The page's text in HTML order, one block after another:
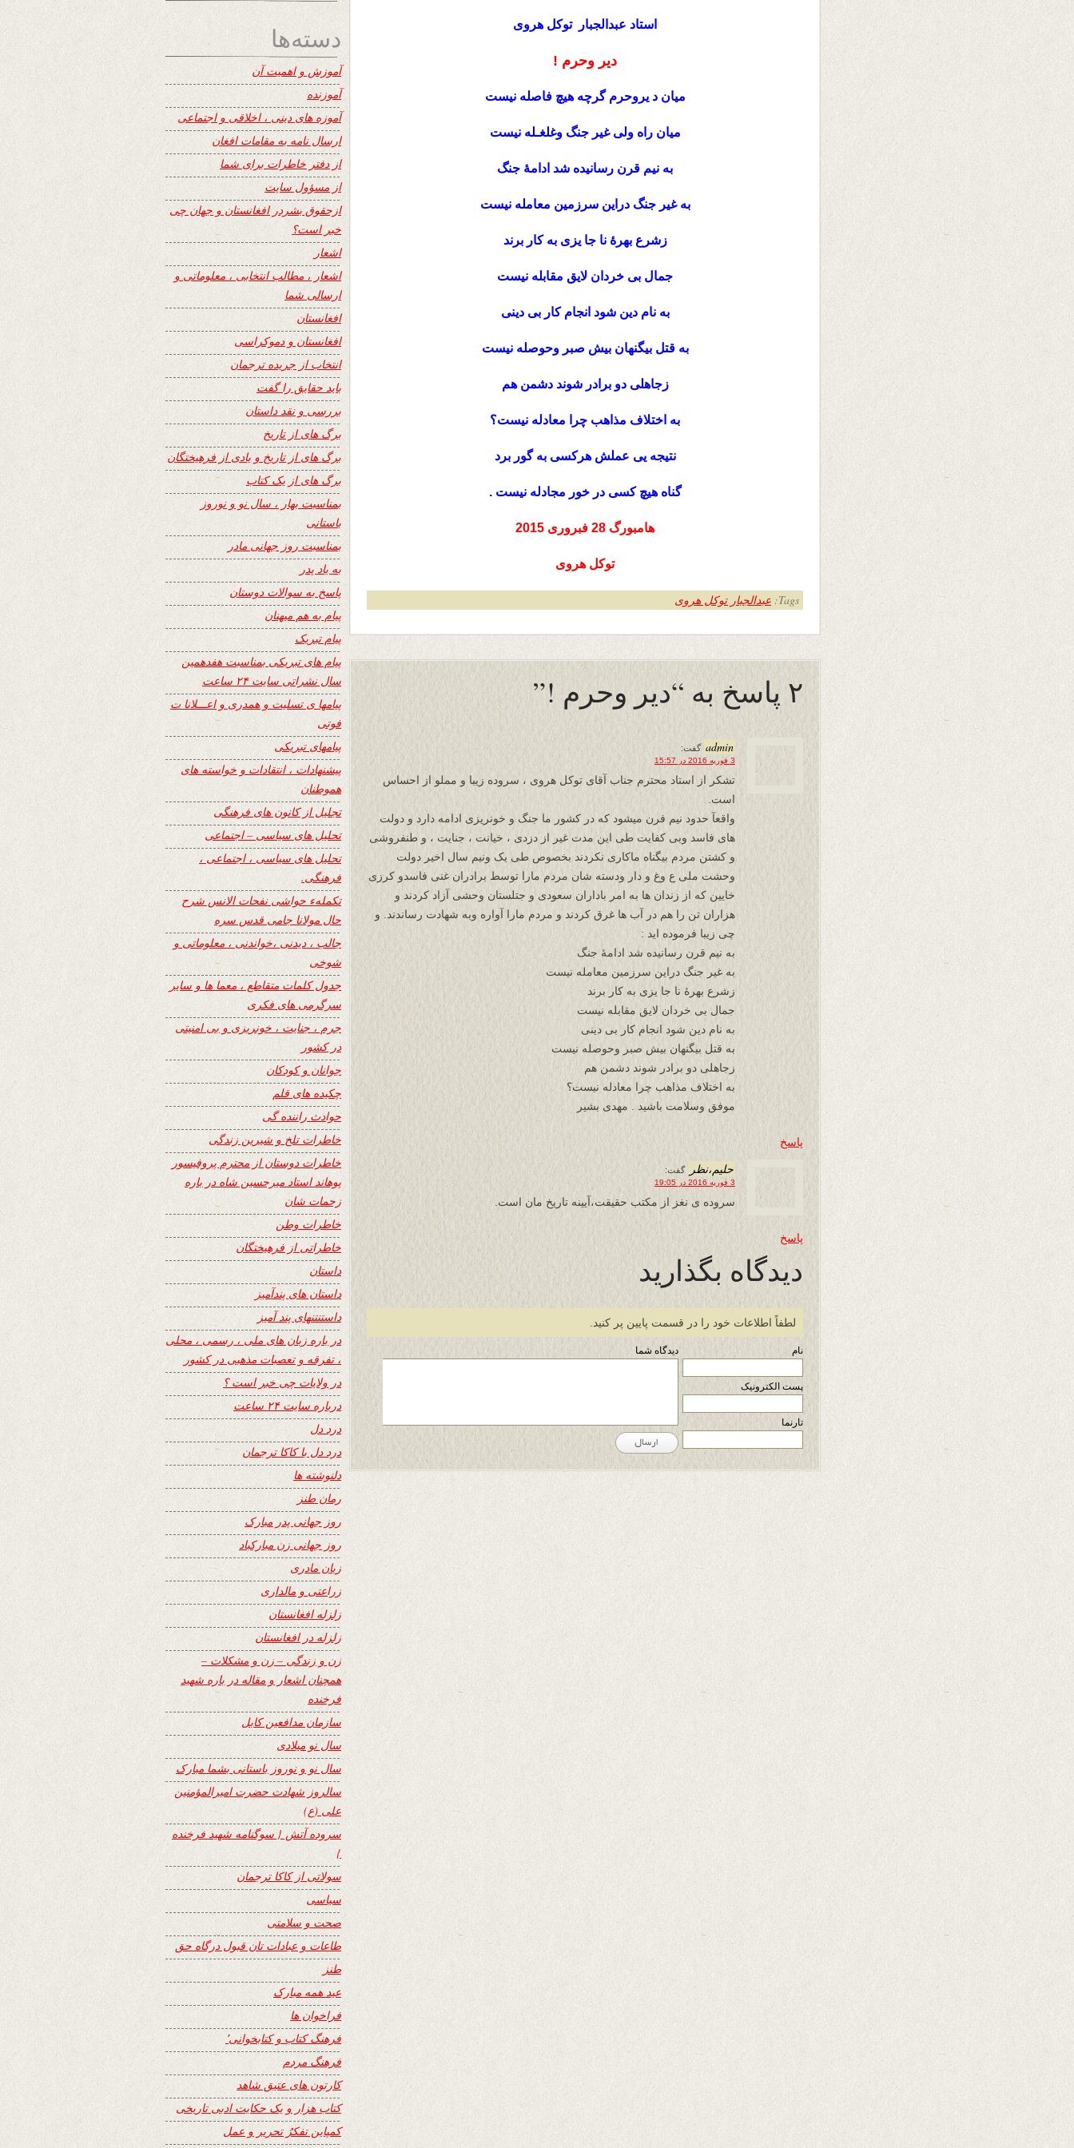
استاد عبدالجبار توکل هروی
دیر وحرم !
میان د یروحرم گرچه هیچ فاصله نیست
میان راه ولی غیر جنگ وغلغـله نیست
به نیم قرن رسانیده شد ادامۀ جنگ
به غیر جنگ دراین سرزمین معامله نیست
زشرع بهرۀ نا جا یزی به کار برند
جمال بی خردان لایق مقابله نیست
به نام دین شود انجام کار بی دینی
به قتل بیگنهان بیش صبر وحوصله نیست
زجاهلی دو برادر شوند دشمن هم
به اختلاف مذاهب چرا معادله نیست؟
نتیجه یی عملش هرکسی به گور برد
گناه هیچ کسی در خور مجادله نیست .
هامبورگ 28 فبروری 2015
توکل هروی
Tags: عبدالجبار توکل هروی
۲ پاسخ به “دیر وحرم !”
admin گفت:
3 فوریه 2016 در 15:57
تشكر از استاد محترم جناب آقای توکل هروی ، سروده زیبا و مملو از احساس
است.
واقعآ حدود نیم فرن میشود که در کشور ما جنگ و خونریزی ادامه دارد و دولت
های فاسد وبی کفایت طی این مدت غیر از دزدی ، خیانت ، جنایت ، و طنفروشی
و کشتن مردم بیگناه ماکاری نکردند بخصوص طی یک ونیم سال اخیر دولت
وحشت ملی ع وغ و دار ودسته شان مردم مارا توسط برادران غنی فاسدو کرزی
خایین که از زندان ها به امر باداران سعودی و جتلستان وحشی آزاد کردند و
هزاران تن را هم در آب ها غرق کردند و مردم مارا آواره وبه شهادت رساندند. و
چی زیبا فرموده اید :
به نیم قرن رسانیده شد ادامۀ جنگ
به غیر جنگ دراین سرزمین معامله نیست
زشرع بهرۀ نا جا یزی به کار برند
جمال بی خردان لایق مقابله نیست
به نام دین شود انجام کار بی دینی
به قتل بیگنهان بیش صبر وحوصله نیست
زجاهلی دو برادر شوند دشمن هم
به اختلاف مذاهب چرا معادله نیست؟
موفق وسلامت باشید . مهدی بشیر
پاسخ
حلیم،نظر گفت:
3 فوریه 2016 در 19:05
سروده ی نغز از مکتب حقیقت،آیینه تاریخ مان است.
پاسخ
دیدگاه بگذارید
لطفاً اطلاعات خود را در قسمت پایین پر کنید.
نام
پست الکترونیک
تارنما
دیدگاه شما
دسته‌ها
آموزش و اهمیت آن
آموزنده
آموزه های دینی ، اخلاقی و اجتماعی
ارسال نامه به مقامات افغان
از دفتر خاطرات برای شما
از مسؤول سایت
ازحقوق بشردر افغانستان و جهان چی
خبر است؟
اشعار
اشعار ، مطالب انتخابی ، معلوماتی و
ارسالی شما
افغانستان
افغانستان و دموکراسی
انتخاب از جریده ترجمان
باید حقایق را گفت
بررسی و نقد داستان
برگ های از تاریخ
برگ های از تاریخ و یادی از فرهیختگان
برگ های از یک کتاب
بمناسبت بهار ، سال نو و نوروز
باستانی
بمناسبت روز جهانی مادر
به یاد پدر
پاسخ به سوالات دوستان
پیام به هم میهنان
پیام تبریک
پیام های تبریکی بمناسبت هفدهمین
سال نشراتی سایت ۲۴ ساعت
پیامها ی تسلیت و همدری و اعـــلانا ت
فوتی
پیامهای تبریکی
پیشنهادات ، انتقادات و خواسته های
هموطنان
تجلیل از کانون های فرهنگی
تحلیل های سیاسی – اجتماعی
تحلیل های سیاسی ، اجتماعی ،
فرهنگی.
تکملهء حواشی نفحات الانس شرح
حال مولانا جامی قدس سره
جالب ، دیدنی ،خواندنی ، معلوماتی و
شوخی
جدول کلمات متقاطع ، معما ها و سایر
سرگرمی های فکری
جرم ، جنایت ، خونریزی و بی امنیتی
در کشور
جوانان و کودکان
چکیده های قلم
حوادث راننده گی
خاطرات تلخ و شیرین زندگی
خاطرات دوستان از محترم پروفیسور
پوهاند استاد میرحسین شاه در باره
زحمات شان
خاطرات وطن
خاطراتی از فرهیختگان
داستان
داستان های پندآمیز
داستنتنهای پند آمیز
در باره زبان های ملی ، رسمی ، محلی
، تفرقه و تعصبات مذهبی در کشور
در ولایات چی خبر است ؟
درباره سایت ۲۴ ساعت
درد دل
درد دل با کاکا ترجمان
دلنوشته ها
رمان طنز
روز جهانی پدر مبارک
روز جهانی زن مبارکباد
زبان مادری
زراعتی و مالداری
زلزله افغانستان
زلزله در افغانستان
زن و زندگی – زن و مشکلات –
همچنان اشعار و مقاله در باره شهید
فرخنده
سازمان مدافعین کابل
سال نو میلادی
سال نو و نوروز باستانی بشما مبارک
سالروز شهادت حضرت امیرالمؤمنین
علی (ع)
سروده آتش { سوگنامه شهید فرخنده
}
سولاتی از کاکا ترجمان
سیاسی
صحت و سلامتی
طاعات و عبادات تان قبول درگاه حق
طنز
عید همه مبارک
فراخوان ها
فرهنگ کتاب و کتابخوانی٬
فرهنگ مردم
کارتون های عتیق شاهد
کتاب هزار و یک حکایت ادبی تاریخی
کمپاین تفکرُ تحریر و عمل